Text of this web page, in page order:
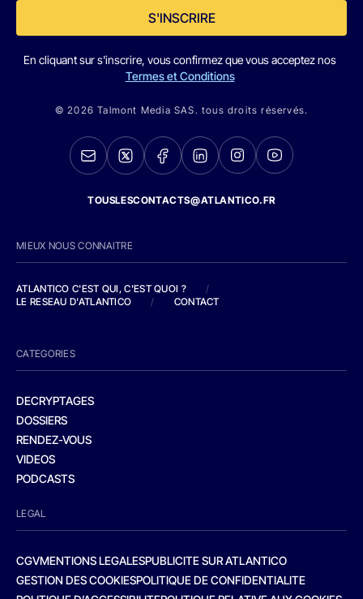
S'INSCRIRE
En cliquant sur s'inscrire, vous confirmez que vous acceptez nos
Termes et Conditions
© 2026 Talmont Media SAS. tous droits réservés.
TOUSLESCONTACTS@ATLANTICO.FR
MIEUX NOUS CONNAITRE
ATLANTICO C'EST QUI, C'EST QUOI ?
/
LE RESEAU D'ATLANTICO
/ CONTACT
CATEGORIES
DECRYPTAGES
DOSSIERS
RENDEZ-VOUS
VIDEOS
PODCASTS
LEGAL
CGVMENTIONS LEGALESPUBLICITE SUR ATLANTICO
GESTION DES COOKIESPOLITIQUE DE CONFIDENTIALITE